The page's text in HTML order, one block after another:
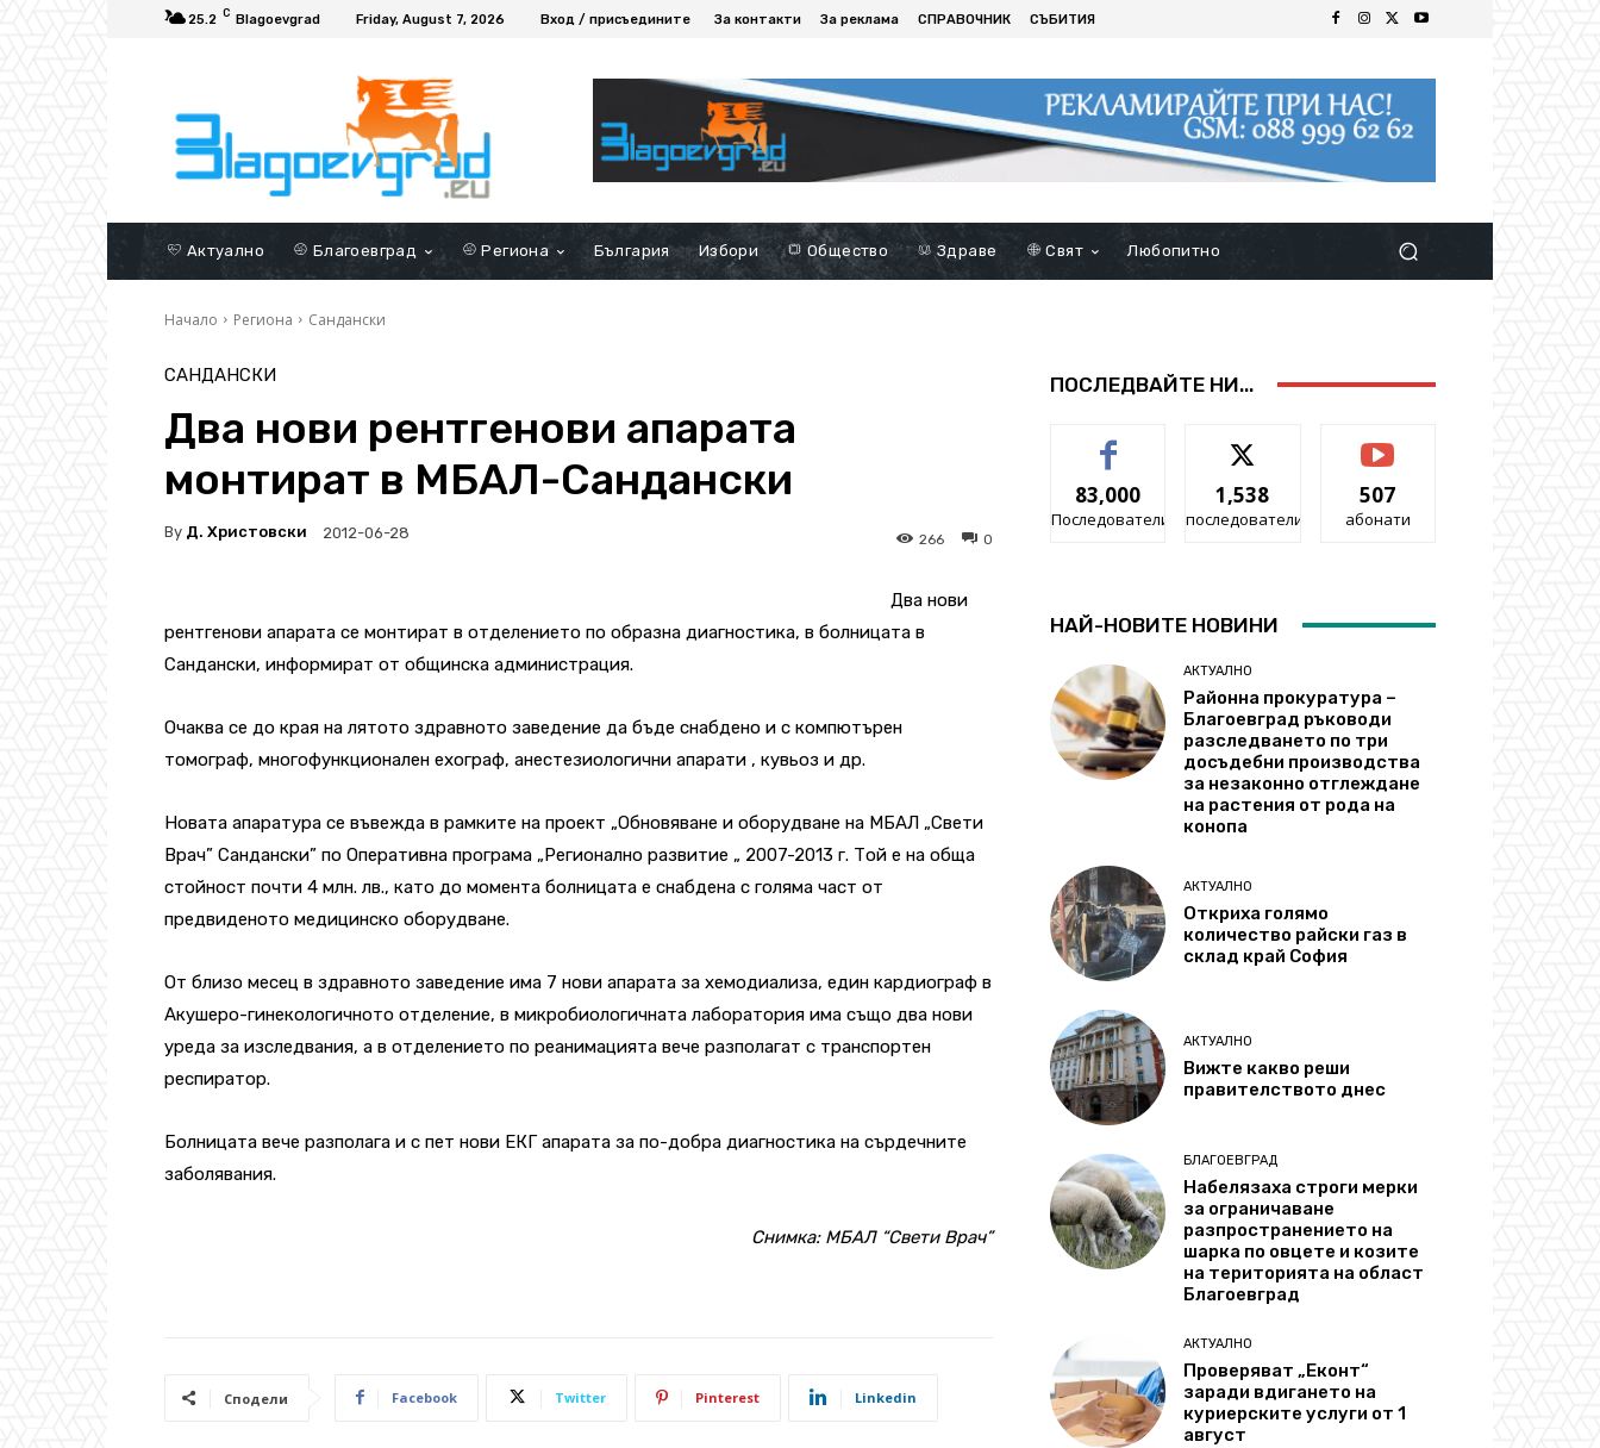
25.2 C Blagoevgrad Friday, August 7, 2026 Вход / присъедините За контакти За реклама СПРАВОЧНИК СЪБИТИЯ
Актуално Благоевград Региона България Избори Общество Здраве Свят Любопитно
Начало Региона Сандански
САНДАНСКИ
Два нови рентгенови апарата
монтират в МБАЛ-Сандански
By Д. Христовски 2012-06-28 0
266
Два нови
рентгенови апарата се монтират в отделението по образна диагностика, в болницата в
Сандански, информират от общинска администрация.
Очаква се до края на лятото здравното заведение да бъде снабдено и с компютърен
томограф, многофункционален ехограф, анестезиологични апарати , кувьоз и др.
Новата апаратура се въвежда в рамките на проект „Обновяване и оборудване на МБАЛ „Свети
Врач” Сандански” по Оперативна програма „Регионално развитие „ 2007-2013 г. Той е на обща
стойност почти 4 млн. лв., като до момента болницата е снабдена с голяма част от
предвиденото медицинско оборудване.
От близо месец в здравното заведение има 7 нови апарата за хемодиализа, един кардиограф в
Акушеро-гинекологичното отделение, в микробиологичната лаборатория има също два нови
уреда за изследвания, а в отделението по реанимацията вече разполагат с транспортен
респиратор.
Болницата вече разполага и с пет нови ЕКГ апарата за по-добра диагностика на сърдечните
заболявания.
Снимка: МБАЛ “Свети Врач”
Сподели Facebook Twitter Pinterest Linkedin
ПОСЛЕДВАЙТЕ НИ...
83,000
Последователи
1,538
последователи
507
абонати
НАЙ-НОВИТЕ НОВИНИ
АКТУАЛНО
Районна прокуратура –
Благоевград ръководи
разследването по три
досъдебни производства
за незаконно отглеждане
на растения от рода на
конопа
АКТУАЛНО
Откриха голямо
количество райски газ в
склад край София
АКТУАЛНО
Вижте какво реши
правителството днес
БЛАГОЕВГРАД
Набелязаха строги мерки
за ограничаване
разпространението на
шарка по овцете и козите
на територията на област
Благоевград
АКТУАЛНО
Проверяват „Еконт“
заради вдигането на
куриерските услуги от 1
август